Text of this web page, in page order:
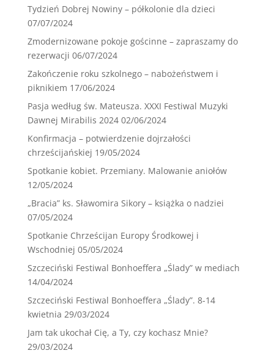
Tydzień Dobrej Nowiny – półkolonie dla dzieci
07/07/2024
Zmodernizowane pokoje gościnne – zapraszamy do
rezerwacji 06/07/2024
Zakończenie roku szkolnego – nabożeństwem i
piknikiem 17/06/2024
Pasja według św. Mateusza. XXXI Festiwal Muzyki
Dawnej Mirabilis 2024 02/06/2024
Konfirmacja – potwierdzenie dojrzałości
chrześcijańskiej 19/05/2024
Spotkanie kobiet. Przemiany. Malowanie aniołów
12/05/2024
„Bracia” ks. Sławomira Sikory – książka o nadziei
07/05/2024
Spotkanie Chrześcijan Europy Środkowej i
Wschodniej 05/05/2024
Szczeciński Festiwal Bonhoeffera „Ślady” w mediach
14/04/2024
Szczeciński Festiwal Bonhoeffera „Ślady”. 8-14
kwietnia 29/03/2024
Jam tak ukochał Cię, a Ty, czy kochasz Mnie?
29/03/2024